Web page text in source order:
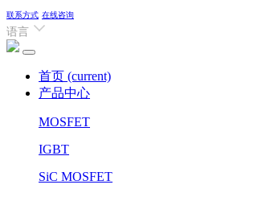
联系方式 在线咨询
语言
首页 (current)
产品中心
MOSFET
IGBT
SiC MOSFET